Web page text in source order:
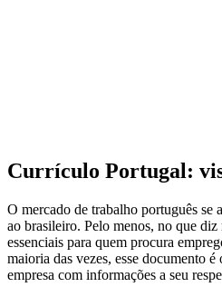
Currículo Portugal:
O mercado de trabalho português se
ao brasileiro. Pelo menos, no que diz
essenciais para quem procura
maioria das vezes, esse documento
empresa com informações a seu